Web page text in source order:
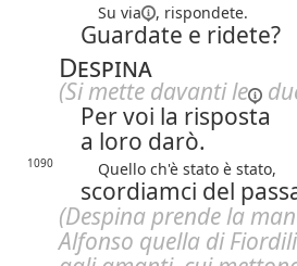
Su via
, rispondete.
Guardate e ridete?
Despina
(Si mette davanti le
Per voi la risposta
a loro darò.
1090 Quello ch'è stato è stato,
scordiamci del
(Despina prende la
Alfonso quella di